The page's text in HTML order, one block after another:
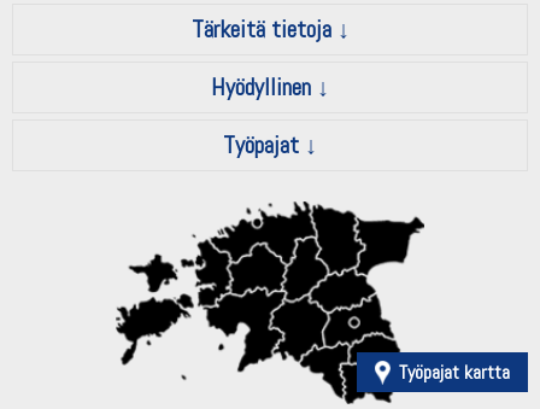
Tärkeitä tietoja
Hyödyllinen
Työpajat
Työpajat kartta